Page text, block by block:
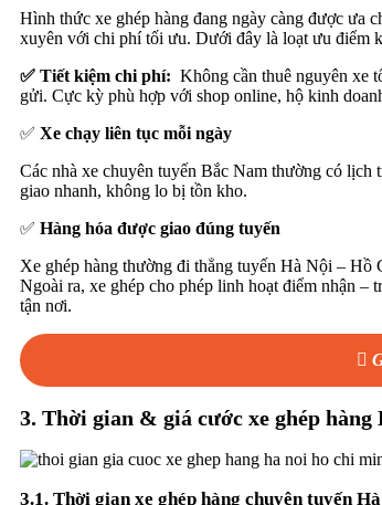
Hình thức xe ghép hàng đang ngày càng được ưa
xuyên với chi phí tối ưu. Dưới đây là loạt ưu điểm
✅ Tiết kiệm chi phí: Không cần thuê nguyên xe
gửi. Cực kỳ phù hợp với shop online, hộ kinh
✅ Xe chạy liên tục mỗi ngày
Các nhà xe chuyên tuyến Bắc Nam thường có
giao nhanh, không lo bị tồn kho.
✅ Hàng hóa được giao đúng tuyến
Xe ghép hàng thường đi thẳng tuyến Hà Nội –
Ngoài ra, xe ghép cho phép linh hoạt điểm nhận –
tận nơi.
3. Thời gian & giá cước xe ghép
3.1. Thời gian xe ghép hàng chuyên tuyến